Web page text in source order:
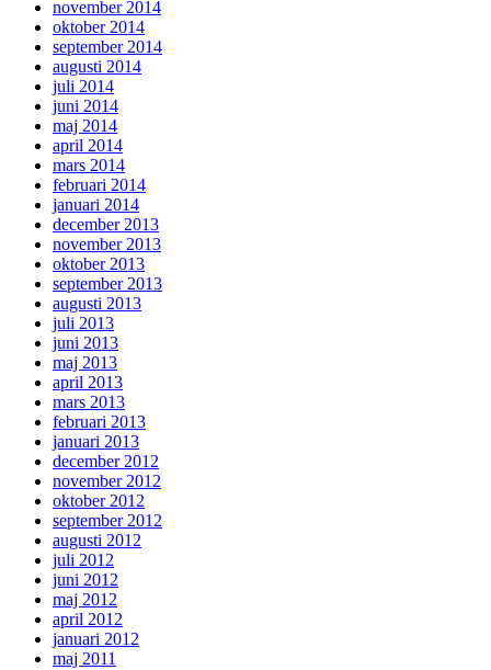
november 2014
oktober 2014
september 2014
augusti 2014
juli 2014
juni 2014
maj 2014
april 2014
mars 2014
februari 2014
januari 2014
december 2013
november 2013
oktober 2013
september 2013
augusti 2013
juli 2013
juni 2013
maj 2013
april 2013
mars 2013
februari 2013
januari 2013
december 2012
november 2012
oktober 2012
september 2012
augusti 2012
juli 2012
juni 2012
maj 2012
april 2012
januari 2012
maj 2011